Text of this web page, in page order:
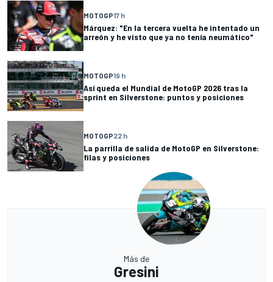
MOTOGP17 h
Márquez: "En la tercera vuelta he intentado un
arreón y he visto que ya no tenía neumático"
MOTOGP19 h
Así queda el Mundial de MotoGP 2026 tras la
sprint en Silverstone: puntos y posiciones
MOTOGP22 h
La parrilla de salida de MotoGP en Silverstone:
filas y posiciones
Más de
Gresini